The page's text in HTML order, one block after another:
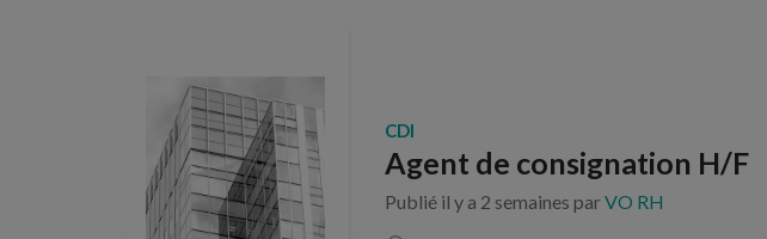
CDI
Agent de consignation H/F
Publié il y a 2 semaines parVO RH